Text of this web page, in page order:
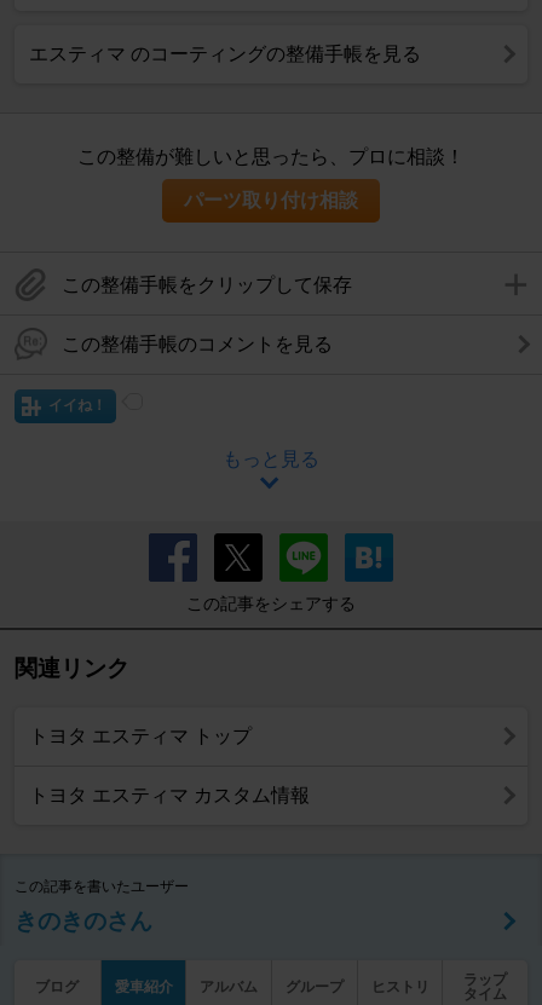
エスティマ のコーティングの整備手帳を見る
この整備が難しいと思ったら、プロに相談！
パーツ取り付け相談
この整備手帳をクリップして保存
この整備手帳のコメントを見る
イイね！
もっと見る
この記事をシェアする
関連リンク
トヨタ エスティマ トップ
トヨタ エスティマ カスタム情報
この記事を書いたユーザー
きのきのさん
ブログ 愛車紹介 アルバム グループ ヒストリ
ラップ
タイム